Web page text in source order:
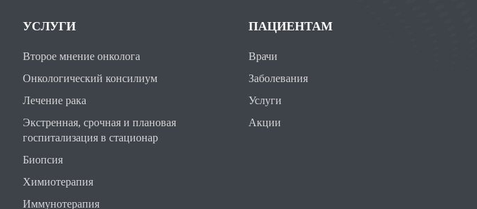
УСЛУГИ
Второе мнение онколога
Онкологический консилиум
Лечение рака
Экстренная, срочная и плановая
госпитализация в стационар
Биопсия
Химиотерапия
Иммунотерапия
ПАЦИЕНТАМ
Врачи
Заболевания
Услуги
Акции